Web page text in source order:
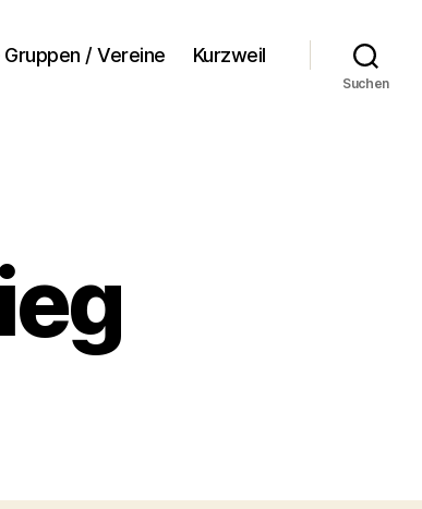
Gruppen / Vereine Kurzweil
Suchen